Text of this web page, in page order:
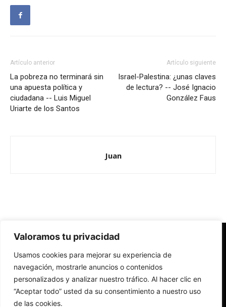
Valoramos tu privacidad
Usamos cookies para mejorar su experiencia de
navegación, mostrarle anuncios o contenidos
personalizados y analizar nuestro tráfico. Al hacer clic en
“Aceptar todo” usted da su consentimiento a nuestro uso
de las cookies.
Artículo anterior
La pobreza no terminará sin
una apuesta política y
ciudadana -- Luis Miguel
Uriarte de los Santos
Artículo siguiente
Israel-Palestina: ¿unas claves
de lectura? -- José Ignacio
González Faus
Juan
Redes Cristianas
Una mirada alternativa sobre la Iglesia católica y la sociedad
- Colectivos de Redes Cristianas